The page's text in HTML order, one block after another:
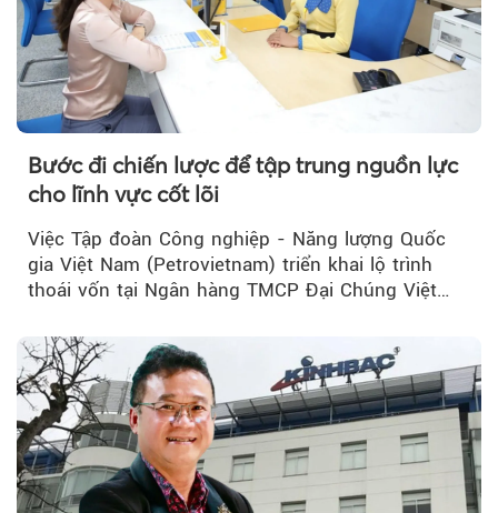
Bước đi chiến lược để tập trung nguồn lực
cho lĩnh vực cốt lõi
Việc Tập đoàn Công nghiệp - Năng lượng Quốc
gia Việt Nam (Petrovietnam) triển khai lộ trình
thoái vốn tại Ngân hàng TMCP Đại Chúng Việt